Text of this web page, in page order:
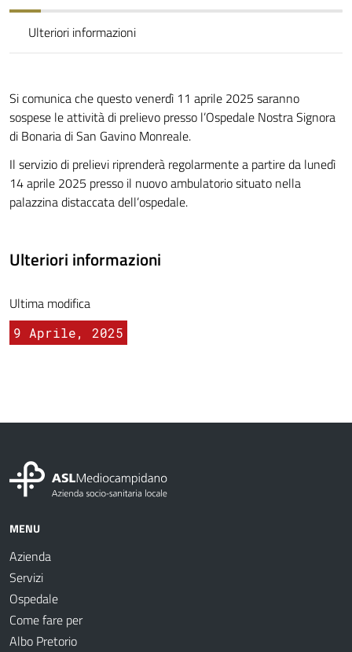
Ulteriori informazioni
Si comunica che questo venerdì 11 aprile 2025 saranno
sospese le attività di prelievo presso l’Ospedale Nostra Signora
di Bonaria di San Gavino Monreale.
Il servizio di prelievi riprenderà regolarmente a partire da lunedì
14 aprile 2025 presso il nuovo ambulatorio situato nella
palazzina distaccata dell’ospedale.
Ulteriori informazioni
Ultima modifica
9 Aprile, 2025
MENU
Azienda
Servizi
Ospedale
Come fare per
Albo Pretorio